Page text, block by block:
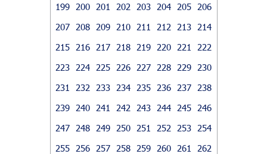
199
200 201 202 203 204 205
206
207
208 209 210 211 212 213
214
215
216 217 218 219 220 221
222
223
224 225 226 227 228 229
230
231
232 233 234 235 236 237
238
239
240 241 242 243 244 245
246
247
248 249 250 251 252 253
254
255
256 257 258 259 260 261
262